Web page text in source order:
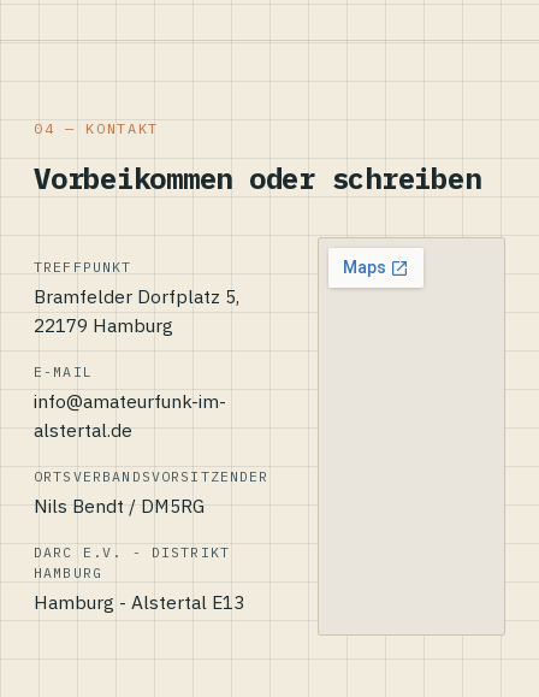
04 — KONTAKT
Vorbeikommen oder schreiben
TREFFPUNKT
Bramfelder Dorfplatz 5,
22179 Hamburg
E-MAIL
info@amateurfunk-im-
alstertal.de
ORTSVERBANDSVORSITZENDER
Nils Bendt / DM5RG
DARC E.V. - DISTRIKT
HAMBURG
Hamburg - Alstertal E13